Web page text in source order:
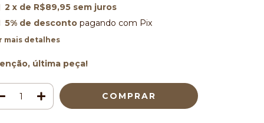
2 x de R$89,95 sem juros
5% de descontopagando com Pix
mais detalhes
última peça!